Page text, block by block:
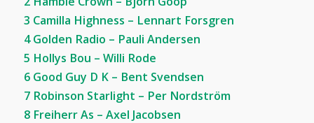
3 Camilla Highness – Lennart Forsgren
4 Golden Radio – Pauli Andersen
5 Hollys Bou – Willi Rode
6 Good Guy D K – Bent Svendsen
7 Robinson Starlight – Per Nordström
8 Freiherr As – Axel Jacobsen